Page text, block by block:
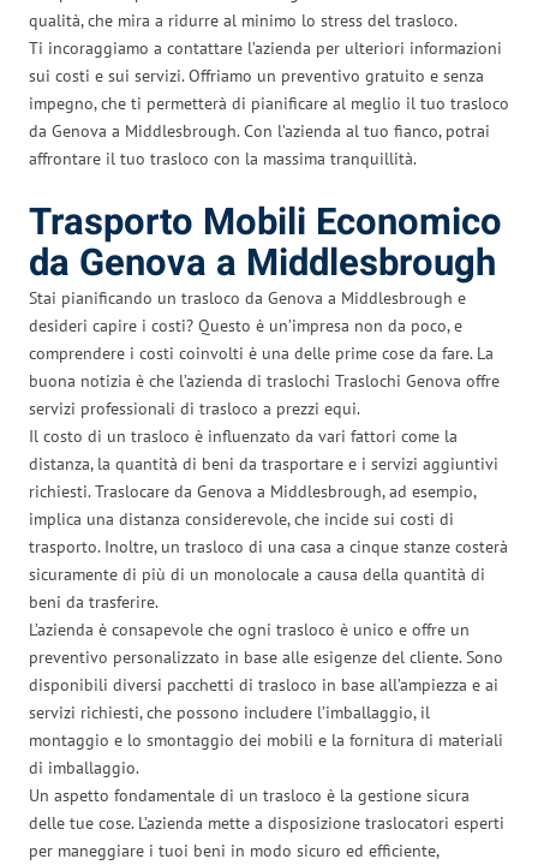
qualità, che mira a ridurre al minimo lo stress del trasloco.
Ti incoraggiamo a contattare l’azienda per ulteriori informazioni
sui costi e sui servizi. Offriamo un preventivo gratuito e senza
impegno, che ti permetterà di pianificare al meglio il tuo trasloco
da Genova a Middlesbrough. Con l’azienda al tuo fianco, potrai
affrontare il tuo trasloco con la massima tranquillità.
Trasporto Mobili Economico
da Genova a Middlesbrough
Stai pianificando un trasloco da Genova a Middlesbrough e
desideri capire i costi? Questo è un’impresa non da poco, e
comprendere i costi coinvolti è una delle prime cose da fare. La
buona notizia è che l’azienda di traslochi Traslochi Genova offre
servizi professionali di trasloco a prezzi equi.
Il costo di un trasloco è influenzato da vari fattori come la
distanza, la quantità di beni da trasportare e i servizi aggiuntivi
richiesti. Traslocare da Genova a Middlesbrough, ad esempio,
implica una distanza considerevole, che incide sui costi di
trasporto. Inoltre, un trasloco di una casa a cinque stanze costerà
sicuramente di più di un monolocale a causa della quantità di
beni da trasferire.
L’azienda è consapevole che ogni trasloco è unico e offre un
preventivo personalizzato in base alle esigenze del cliente. Sono
disponibili diversi pacchetti di trasloco in base all’ampiezza e ai
servizi richiesti, che possono includere l’imballaggio, il
montaggio e lo smontaggio dei mobili e la fornitura di materiali
di imballaggio.
Un aspetto fondamentale di un trasloco è la gestione sicura
delle tue cose. L’azienda mette a disposizione traslocatori esperti
per maneggiare i tuoi beni in modo sicuro ed efficiente,